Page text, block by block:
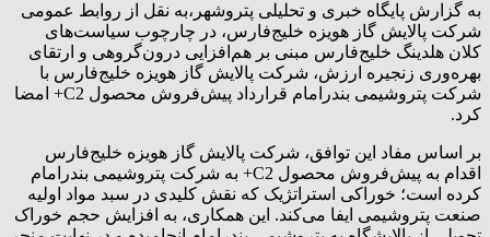
به گزارش پایگاه خبری و تحلیلی پتروشهر،به نقل از روابط‌ عمومی
شرکت پالایش گاز هویزه خلیج‌فارس، در چارچوب سیاست‌های
کلان هلدینگ خلیج‌فارس مبنی بر هم‌افزایی درون‌گروهی و ارتقای
بهره‌وری زنجیره ارزش، شرکت پالایش گاز هویزه خلیج‌فارس با
شرکت پتروشیمی بندرامام قرارداد پیش‌فروش محصول C2+ امضا
کرد.
بر اساس مفاد این توافق، شرکت پالایش گاز هویزه خلیج‌فارس
اقدام به پیش‌فروش محصول C2+ به شرکت پتروشیمی بندرامام
کرده است؛ خوراکی استراتژیک که نقش کلیدی در سبد مواد اولیه
صنعت پتروشیمی ایفا می‌کند. این همکاری، به افزایش حجم خوراک